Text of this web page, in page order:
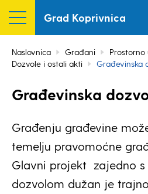
Grad Koprivnica
Naslovnica Građani
Dozvole i ostali akti
Građevinska
Građevinska
Građenju građevine
temelju pravomoćne
Glavni projekt zajedno
dozvolom dužan je